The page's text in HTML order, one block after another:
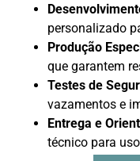
personalizado
Produção
que garantem
Testes de
vazamentos e
Entrega e
técnico para